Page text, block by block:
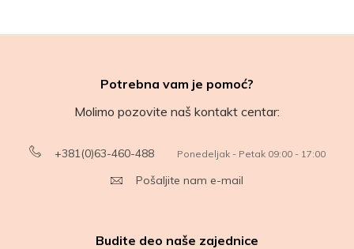
Potrebna vam je pomoć?
Molimo pozovite naš kontakt centar:
+381(0)63-460-488 Ponedeljak - Petak 09:00 - 17:00
Pošaljite nam e-mail
Budite deo naše zajednice